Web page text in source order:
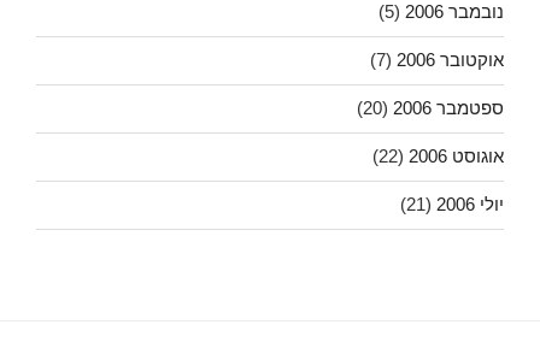
נובמבר 2006 (5)
אוקטובר 2006 (7)
ספטמבר 2006 (20)
אוגוסט 2006 (22)
יולי 2006 (21)